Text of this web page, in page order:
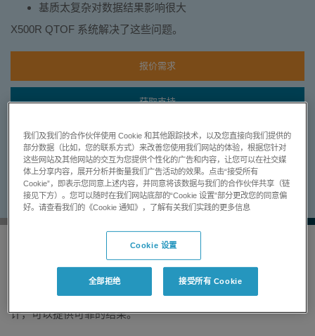
基质太复杂对数据结果影响很大
X500R QTOF 系统解决了这些问题。
报价需求
获取支持
状态:供应中
需要更多信息?点击这里
X500R QTOF 拥有简单的工作流程、稳定的硬件和端到端的均
衡性能，是创新的高分辨率 LC-MS/MS 系统，专为常规检测设
计，可以提供可靠的结果。
我们及我们的合作伙伴使用 Cookie 和其他跟踪技术，以及您直接向我们提供的
部分数据（比如，您的联系方式）来改善您使用我们网站的体验，根据您针对
这些网站及其他网站的交互为您提供个性化的广告和内容，让您可以在社交媒
体上分享内容，展开分析并衡量我们广告活动的效果。点击“接受所有
Cookie”，即表示您同意上述内容，并同意将该数据与我们的合作伙伴共享（链
接见下方）。您可以随时在我们网站底部的“Cookie 设置”部分更改您的同意偏
好。请查看我们的《Cookie 通知》，了解有关我们实践的更多信息
Cookie 设置
全部拒绝 接受所有 Cookie